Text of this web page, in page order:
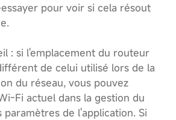
pour voir si cela résout
: si l'emplacement du routeur
de celui utilisé lors de la
du réseau, vous pouvez
Fi actuel dans la gestion du
paramètres de l'application. Si